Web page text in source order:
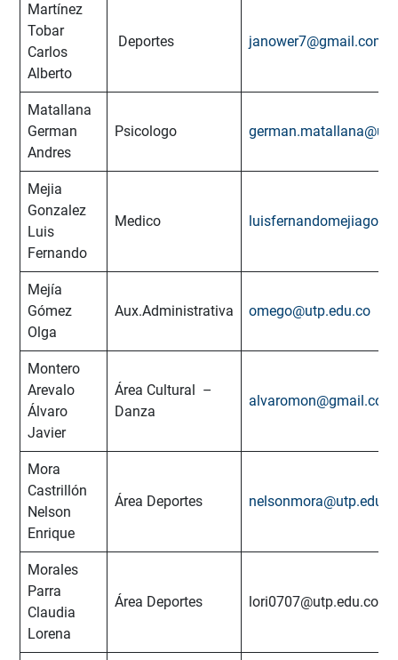
Martínez
Tobar
Carlos
Alberto
Deportes janower7@gmail.com
Matallana
German
Andres
Psicologo
Mejia
Gonzalez
Luis
Fernando
Medico
Mejía
Gómez
Olga
Aux.Administrativa omego@utp.edu.co
Montero
Arevalo
Álvaro
Javier
Área Cultural –
Danza
alvaromon@gmail.com
Mora
Castrillón
Nelson
Enrique
Área Deportes
Morales
Parra
Claudia
Lorena
Área Deportes lori0707@utp.edu.co